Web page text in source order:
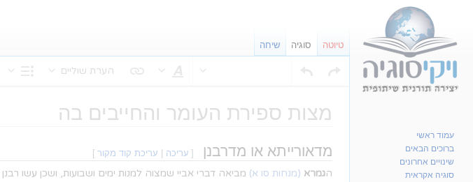
הערת שוליים
מצות ספירת העומר והחייבים בה
קפיצה
קפיצה
מדאורייתא או מדרבנן [ עריכה עריכת קוד מקור ]
הגמרא (מנחות סו א) מביאה דברי אביי שמצוה למנות ימים ושבועות, ושכן עשו
טיוטה סוגיה שיחה
עמוד ראשי
ברוכים הבאים
שינויים אחרונים
סוגיה אקראית